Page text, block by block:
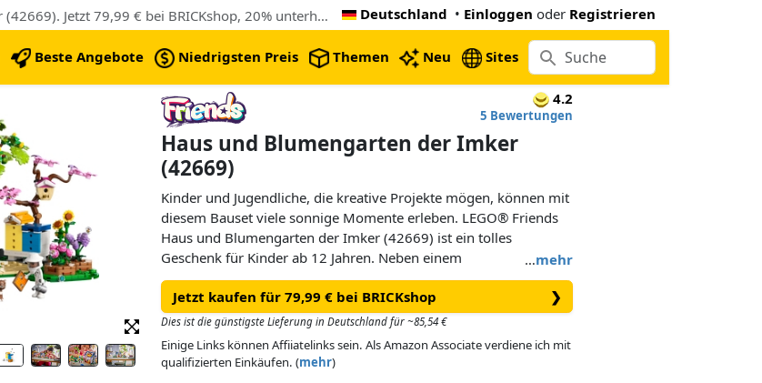
Das Günstigste LEGO Haus und Blumengarten der Imker (42669). Jetzt 79,99 € bei BRICKshop, 20% unterhalb das Lego UVP Deutschland • Einloggen oder Registrieren
Beste Angebote Niedrigsten Preis Themen Neu Sites
4.2
5 Bewertungen
Haus und Blumengarten der Imker
(42669)
…mehr
Kinder und Jugendliche, die kreative Projekte mögen, können mit
diesem Bauset viele sonnige Momente erleben. LEGO® Friends
Haus und Blumengarten der Imker (42669) ist ein tolles
Geschenk für Kinder ab 12 Jahren. Neben einem
zweigeschossigen Haus mit Garten beinhaltet das Set auch 4
LEGO Friends Spielfiguren, eine Katze und einen Hasen.
Naturfreunde werden dieses wunderschöne Modell eines Hauses
mit Garten gerne ausstellen. Mit dem Set kann man darstellen,
Jetzt kaufen für 79,99 € bei BRICKshop ❯
Dies ist die günstigste Lieferung in Deutschland für ~85,54 €
Einige Links können Affiiatelinks sein. Als Amazon Associate verdiene ich mit
qualifizierten Einkäufen. (mehr)